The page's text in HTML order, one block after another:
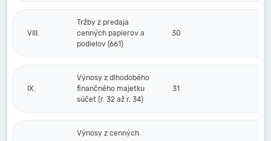
VIII.
Tržby z predaja
cenných papierov a
podielov (661)
30
IX.
Výnosy z dlhodobého
finančného majetku
súčet (r. 32 až r. 34)
31
Výnosy z cenných